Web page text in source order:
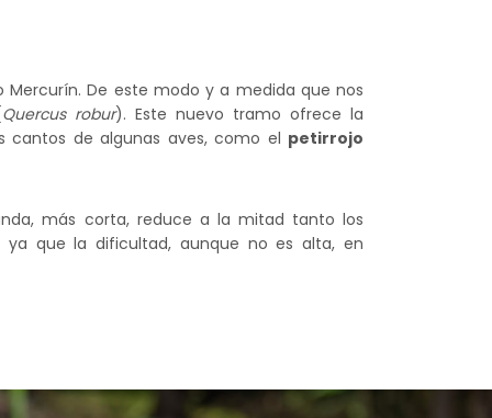
De este modo y a medida que nos
Quercus robur). Este nuevo tramo ofrece la
de algunas aves, como el petirrojo
más corta, reduce a la mitad tanto los
ya que la dificultad, aunque no es alta, en